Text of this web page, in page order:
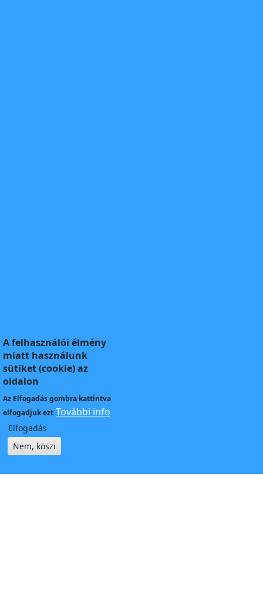
A felhasználói élmény
miatt használunk
sütiket (cookie) az
oldalon
Az Elfogadásgombra kattintva
elfogadjuk ezt További info
Elfogadás
Nem, köszi